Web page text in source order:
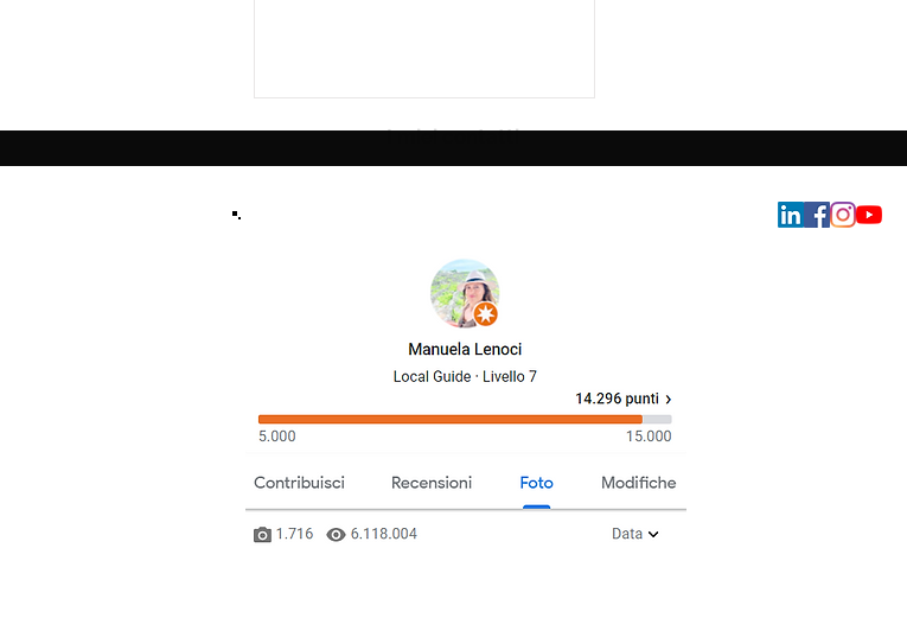
I miei contatti